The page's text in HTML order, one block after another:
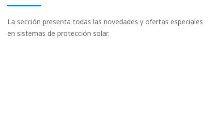
La sección presenta todas las novedades y ofertas especiales
en sistemas de protección solar.